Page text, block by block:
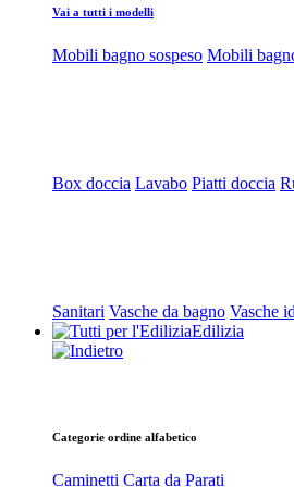
Vai a tutti i modelli
Mobili bagno sospeso Mobili
Box doccia Lavabo Piatti doccia
Sanitari Vasche da bagno Vasche
Edilizia
Categorie ordine alfabetico
Caminetti Carta da Parati